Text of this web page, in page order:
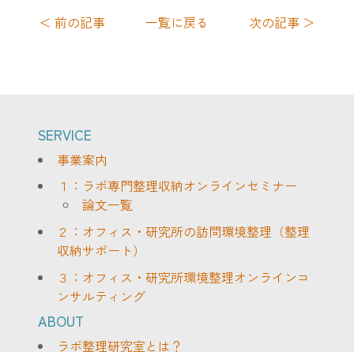
＜ 前の記事 一覧に戻る 次の記事 ＞
SERVICE
事業案内
１：ラボ専門整理収納オンラインセミナー
論文一覧
２：オフィス・研究所の訪問環境整理（整理
収納サポート）
３：オフィス・研究所環境整理オンラインコ
ンサルティング
ABOUT
ラボ整理研究室とは？